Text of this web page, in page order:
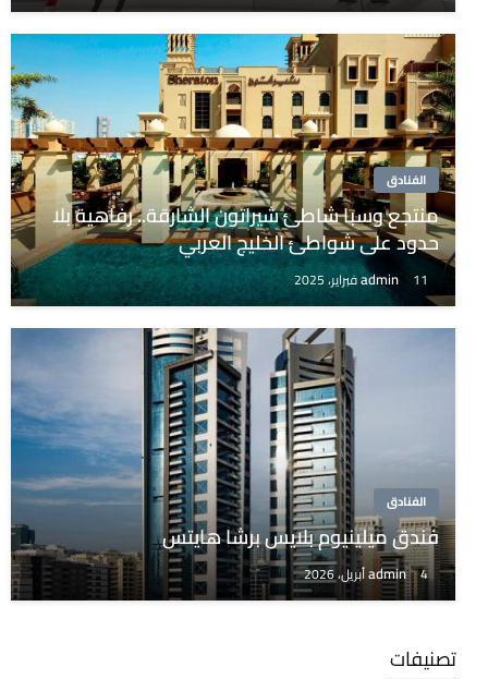
الفنادق
منتجع وسبا شاطئ شيراتون الشارقة.. رفاهية بلا
حدود على شواطئ الخليج العربي
admin 11 فبراير، 2025
الفنادق
فندق ميلينيوم بلايس برشا هايتس
admin 4 أبريل، 2026
تصنيفات